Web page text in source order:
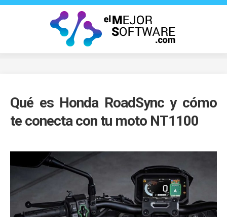
Saltar
Qué es Honda RoadSync y cómo
te conecta con tu moto NT1100